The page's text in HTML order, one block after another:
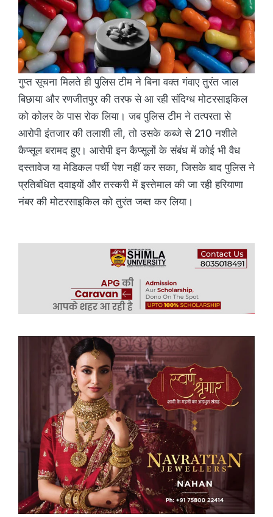
गुप्त सूचना मिलते ही पुलिस टीम ने बिना वक्त गंवाए तुरंत जाल
बिछाया और रणजीतपुर की तरफ से आ रही संदिग्ध मोटरसाइकिल
को कोलर के पास रोक लिया। जब पुलिस टीम ने तत्परता से
आरोपी इंतजार की तलाशी ली, तो उसके कब्जे से 210 नशीले
कैप्सूल बरामद हुए। आरोपी इन कैप्सूलों के संबंध में कोई भी वैध
दस्तावेज या मेडिकल पर्ची पेश नहीं कर सका, जिसके बाद पुलिस ने
प्रतिबंधित दवाइयों और तस्करी में इस्तेमाल की जा रही हरियाणा
नंबर की मोटरसाइकिल को तुरंत जब्त कर लिया।